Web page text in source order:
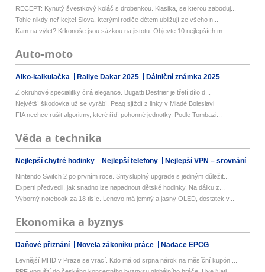
RECEPT: Kynutý švestkový koláč s drobenkou. Klasika, se kterou zaboduj...
Tohle nikdy neříkejte! Slova, kterými rodiče dětem ubližují ze všeho n...
Kam na výlet? Krkonoše jsou sázkou na jistotu. Objevte 10 nejlepších m...
Auto-moto
Alko-kalkulačka Rallye Dakar 2025 Dálniční známka 2025
Z okruhové specialitky čirá elegance. Bugatti Destrier je třetí dílo d...
Největší škodovka už se vyrábí. Peaq sjíždí z linky v Mladé Boleslavi
FIA nechce rušit algoritmy, které řídí pohonné jednotky. Podle Tombazi...
Věda a technika
Nejlepší chytré hodinky Nejlepší telefony Nejlepší VPN – srovnání
Nintendo Switch 2 po prvním roce. Smysluplný upgrade s jediným důležit...
Experti předvedli, jak snadno lze napadnout dětské hodinky. Na dálku z...
Výborný notebook za 18 tisíc. Lenovo má jemný a jasný OLED, dostatek v...
Ekonomika a byznys
Daňové přiznání Novela zákoníku práce Nadace EPCG
Levnější MHD v Praze se vrací. Kdo má od srpna nárok na měsíční kupón ...